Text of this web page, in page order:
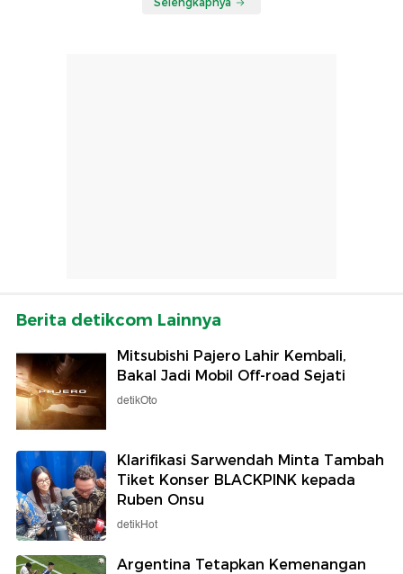
Berita detikcom Lainnya
Mitsubishi Pajero Lahir Kembali,
Bakal Jadi Mobil Off-road Sejati
detikOto
Klarifikasi Sarwendah Minta Tambah
Tiket Konser BLACKPINK kepada
Ruben Onsu
detikHot
Argentina Tetapkan Kemenangan